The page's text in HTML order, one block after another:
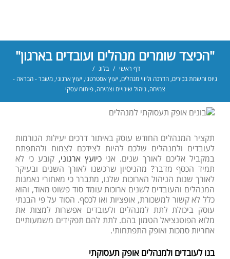
"הכיצד שומרים מנהלים ועובדים בארגון"
דף ראשי / בלוג /
גיוס והשמת בכירים,הדרכה וליווי מנהלים, יעוץ אסטרטגי, יעוץ ארגוני,משבר - הבראה -
צמיחה,ניהול שינויים וצמיחה,פיתוח עסקי
תקציר המנהלים החודש עוסק באיתור דרכים יעילות הגורמות
לעובדים ולמנהלים שלכם להיות לצידכם לצמוח ולהתפתח
במקביל אליכם לאורך שנים. אניכיועץ ארגוני, קובע כי לא
תמיד הכסף מדבר? מהניסיון שרכשנו לאורך השנים ובעיקר
לאורך שנות הניהול הארוכות שלנו, מתברר כי מאחורי נאמנות
המנהלים והעובדים לשנים ארוכות עומד סוד פשוט מאוד, והוא
כלל לא קשור למשכורת, אופציות ואו לכסף. הסוד על פי הבנתי
עוסק ביכולת לתת למנהלים ולעובדים אפשרות למצות את
מלוא הפוטנציאל הטמון בהם. לתת להם תפקידים משמעותיים
אחריות סמכות ואופק התפתחותי.
בנו לעובדים ולמנהלים אופק תעסוקתי